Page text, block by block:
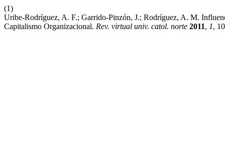
(1)
Uribe-Rodríguez, A. F.; Garrido-Pinzón, J.; Rodríguez, A. M.
Capitalismo Organizacional. Rev. virtual univ. catol. norte 2011, 1,